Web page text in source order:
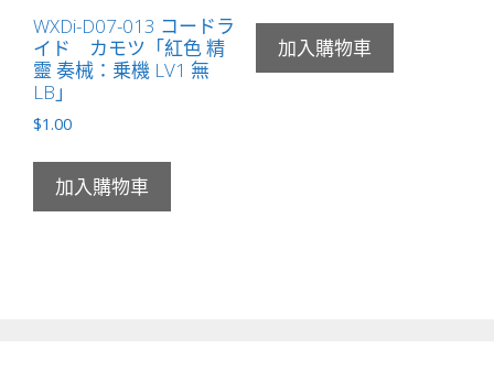
WXDi-D07-013 コードラ
イド カモツ「紅色 精
靈 奏械：乗機 LV1 無
LB」
$1.00
加入購物車
加入購物車